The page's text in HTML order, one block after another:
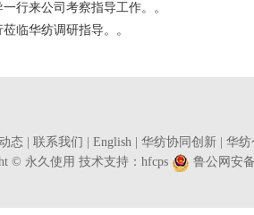
行来公司考察指导工作。。
临华纺调研指导。。
态 联系我们 English 华纺协同创新
华纺
© 永久使用 技术支持： hfcps 鲁公网安